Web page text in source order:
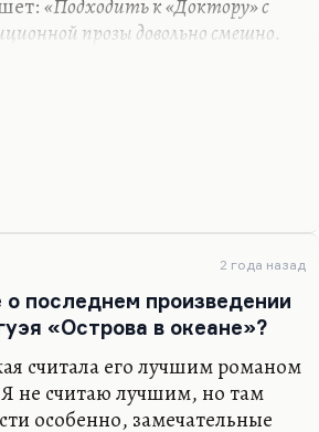
«Подходить к «Доктору» с
прозы довольно смешно.
и море». Ну, понимаете,
повесть. И
мысли, что это лучший текст
потому что все остальное (ну,
не иметь») сейчас считается
всем при этом это просто…
— символистский роман.
— это наш ответ Мелвиллу. А…
2 года назад
последнем произведении
«Острова в океане»?
считала его лучшим романом
не считаю лучшим, но там
особенно, замечательные